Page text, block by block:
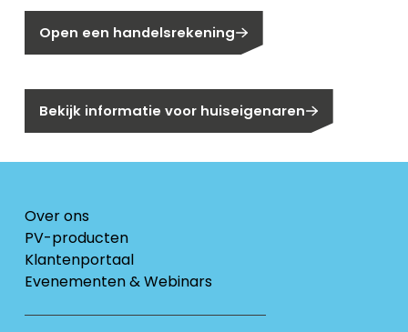
Open een handelsrekening
Bekijk informatie voor huiseigenaren
Over ons
PV-producten
Klantenportaal
Evenementen & Webinars